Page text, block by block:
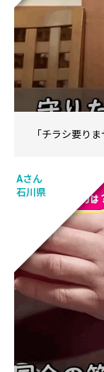
「チラシ要り
Aさん
石川県